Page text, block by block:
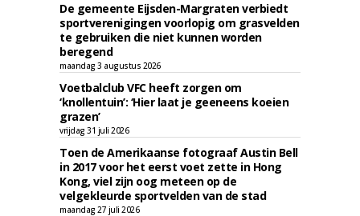
De gemeente Eijsden-Margraten verbiedt
sportverenigingen voorlopig om grasvelden
te gebruiken die niet kunnen worden
beregend
maandag 3 augustus 2026
Voetbalclub VFC heeft zorgen om
‘knollentuin’: ‘Hier laat je geeneens koeien
grazen’
vrijdag 31 juli 2026
Toen de Amerikaanse fotograaf Austin Bell
in 2017 voor het eerst voet zette in Hong
Kong, viel zijn oog meteen op de
velgekleurde sportvelden van de stad
maandag 27 juli 2026